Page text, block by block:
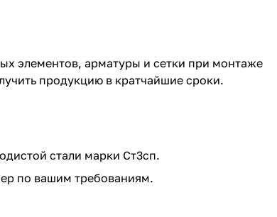
элементов, арматуры и сетки при монтаже
продукцию в кратчайшие сроки.
стали марки Ст3сп.
по вашим требованиям.